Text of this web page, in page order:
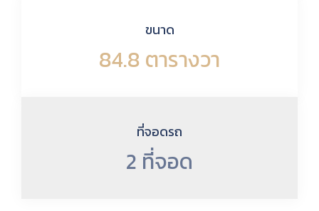
ขนาด
84.8 ตารางวา
ที่จอดรถ
2 ที่จอด